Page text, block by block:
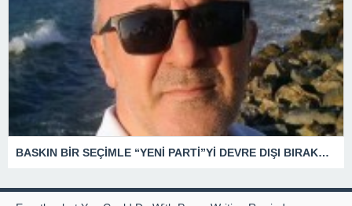
BASKIN BİR SEÇİMLE “YENİ PARTİ”Yİ DEVRE DIŞI BIRAKMAK İÇİN DÜĞMEYE Mİ BASILDI?